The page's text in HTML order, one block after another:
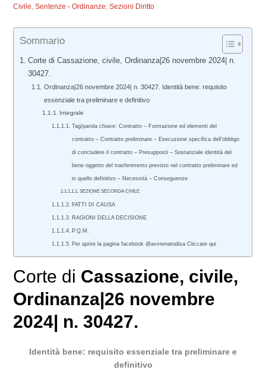
Civile,Sentenze - Ordinanze,Sezioni Diritto
Sommario
Corte di Cassazione, civile, Ordinanza|26 novembre 2024| n.
30427.
Ordinanza|26 novembre 2024| n. 30427. Identità bene: requisito
essenziale tra preliminare e definitivo
Integrale
Tag/parola chiave: Contratto – Formazione ed elementi del
contratto – Contratto preliminare – Esecuzione specifica dell’obbligo
di concludere il contratto – Presupposti – Sostanziale identità del
bene oggetto del trasferimento previsto nel contratto preliminare ed
in quello definitivo – Necessità – Conseguenze
SEZIONE SECONDA CIVILE
FATTI DI CAUSA
RAGIONI DELLA DECISIONE
P.Q.M.
Per aprire la pagina facebook @avvrenatodisa Cliccare qui
Corte di Cassazione, civile,
Ordinanza|26 novembre
2024| n. 30427.
Identità bene: requisito essenziale tra preliminare e
definitivo